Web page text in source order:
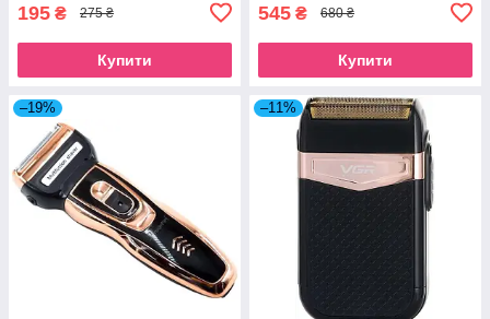
195 ₴ 275 ₴
Купити
545 ₴ 680 ₴
Купити
–19% –11%